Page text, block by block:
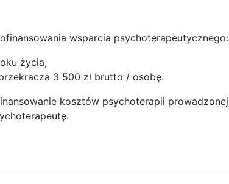
wsparcia psychoterapeutycznego:
życia,
3 500 zł brutto / osobę.
kosztów psychoterapii prowadzonej